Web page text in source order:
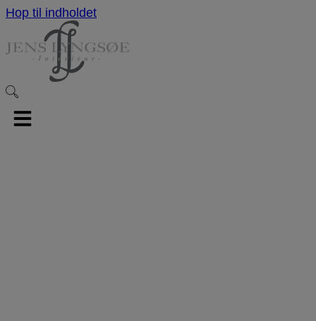
Hop til indholdet